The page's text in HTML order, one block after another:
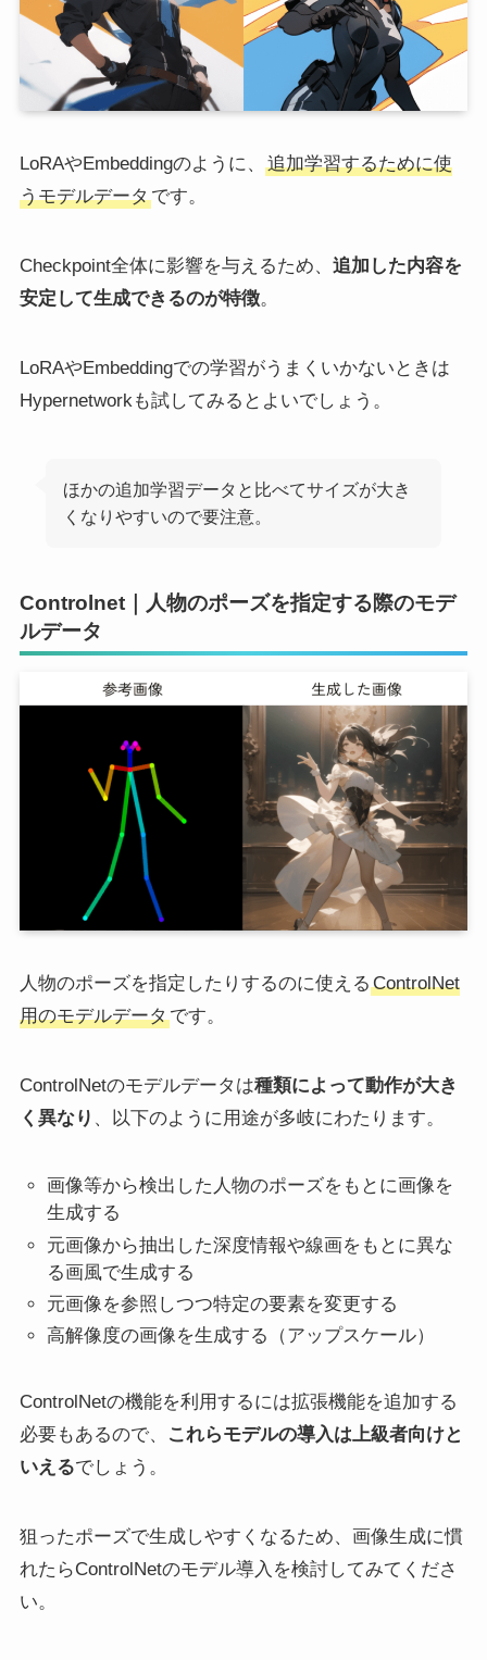
LoRAやEmbeddingのように、
追加学習するために使
うモデルデータです。
Checkpoint全体に影響を与えるため、 追加した内容を
安定して生成できるのが特徴。
LoRAやEmbeddingでの学習がうまくいかないときは
Hypernetworkも試してみるとよいでしょう。
ほかの追加学習データと比べてサイズが大き
くなりやすいので要注意。
Controlnet｜人物のポーズを指定する際のモデ
ルデータ
人物のポーズを指定したりするのに使える ControlNet
用のモデルデータです。
ControlNetのモデルデータは種類によって動作が大き
く異なり 、以下のように用途が多岐にわたります。
画像等から検出した人物のポーズをもとに画像を
生成する
元画像から抽出した深度情報や線画をもとに異な
る画風で生成する
元画像を参照しつつ特定の要素を変更する
高解像度の画像を生成する（アップスケール）
ControlNetの機能を利用するには拡張機能を追加する
必要もあるので、
これらモデルの導入は上級者向けと
いえるでしょう。
狙ったポーズで生成しやすくなるため、画像生成に慣
れたらControlNetのモデル導入を検討してみてくださ
い。